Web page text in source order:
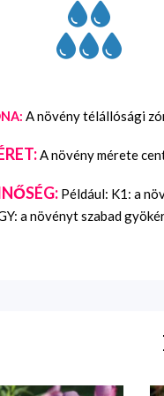
A növény télállósági
A növény mérete
Például: K1: a
a növényt szabad